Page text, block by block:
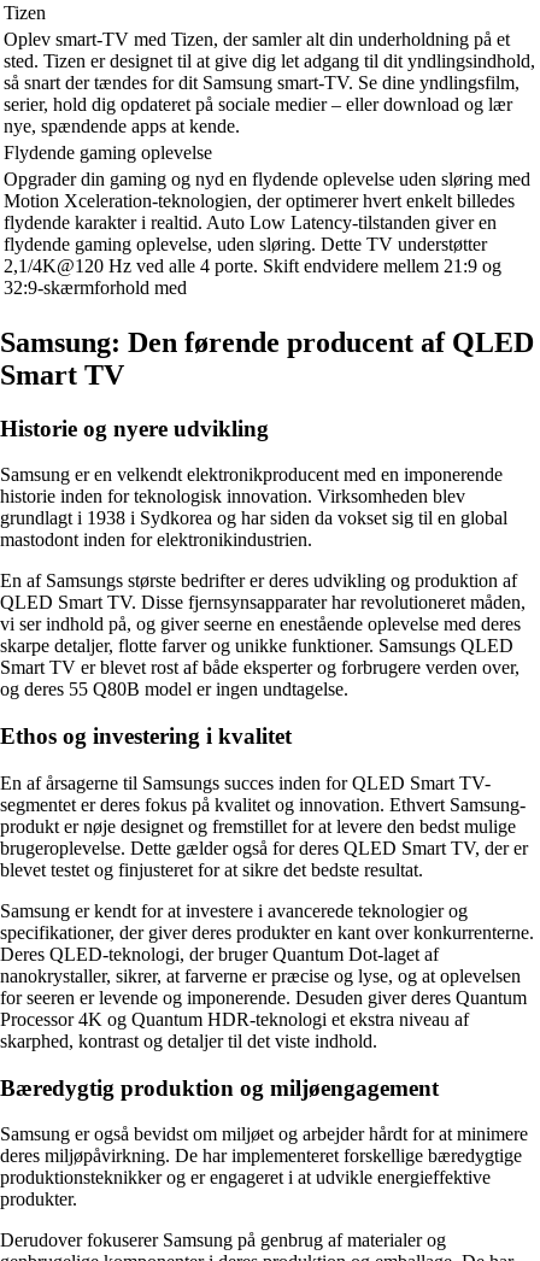
Tizen
Oplev smart-TV med Tizen, der samler alt din underholdning på et
sted. Tizen er designet til at give dig let adgang til dit yndlingsindhold,
så snart der tændes for dit Samsung smart-TV. Se dine yndlingsfilm,
serier, hold dig opdateret på sociale medier – eller download og lær
nye, spændende apps at kende.
Flydende gaming oplevelse
Opgrader din gaming og nyd en flydende oplevelse uden sløring med
Motion Xceleration-teknologien, der optimerer hvert enkelt billedes
flydende karakter i realtid. Auto Low Latency-tilstanden giver en
flydende gaming oplevelse, uden sløring. Dette TV understøtter
2,1/4K@120 Hz ved alle 4 porte. Skift endvidere mellem 21:9 og
32:9-skærmforhold med
Samsung: Den førende producent af QLED
Smart TV
Historie og nyere udvikling
Samsung er en velkendt elektronikproducent med en imponerende
historie inden for teknologisk innovation. Virksomheden blev
grundlagt i 1938 i Sydkorea og har siden da vokset sig til en global
mastodont inden for elektronikindustrien.
En af Samsungs største bedrifter er deres udvikling og produktion af
QLED Smart TV. Disse fjernsynsapparater har revolutioneret måden,
vi ser indhold på, og giver seerne en enestående oplevelse med deres
skarpe detaljer, flotte farver og unikke funktioner. Samsungs QLED
Smart TV er blevet rost af både eksperter og forbrugere verden over,
og deres 55 Q80B model er ingen undtagelse.
Ethos og investering i kvalitet
En af årsagerne til Samsungs succes inden for QLED Smart TV-
segmentet er deres fokus på kvalitet og innovation. Ethvert Samsung-
produkt er nøje designet og fremstillet for at levere den bedst mulige
brugeroplevelse. Dette gælder også for deres QLED Smart TV, der er
blevet testet og finjusteret for at sikre det bedste resultat.
Samsung er kendt for at investere i avancerede teknologier og
specifikationer, der giver deres produkter en kant over konkurrenterne.
Deres QLED-teknologi, der bruger Quantum Dot-laget af
nanokrystaller, sikrer, at farverne er præcise og lyse, og at oplevelsen
for seeren er levende og imponerende. Desuden giver deres Quantum
Processor 4K og Quantum HDR-teknologi et ekstra niveau af
skarphed, kontrast og detaljer til det viste indhold.
Bæredygtig produktion og miljøengagement
Samsung er også bevidst om miljøet og arbejder hårdt for at minimere
deres miljøpåvirkning. De har implementeret forskellige bæredygtige
produktionsteknikker og er engageret i at udvikle energieffektive
produkter.
Derudover fokuserer Samsung på genbrug af materialer og